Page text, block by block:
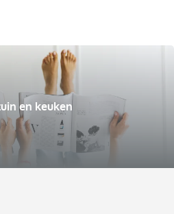
en keuken